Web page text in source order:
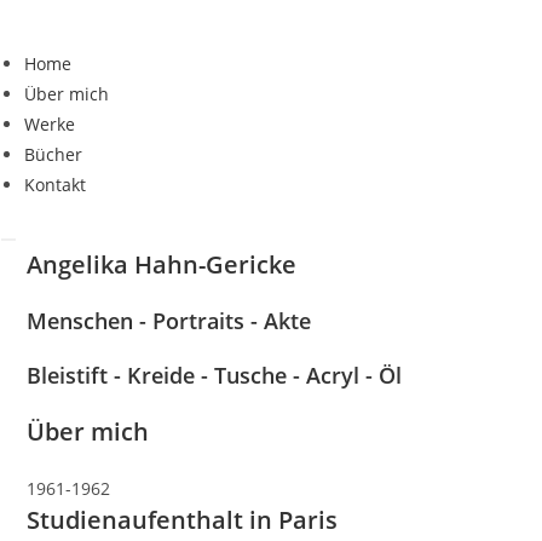
springen
Home
Über mich
Werke
Bücher
Kontakt
Angelika Hahn-Gericke
Menschen - Portraits - Akte
Bleistift - Kreide - Tusche - Acryl - Öl
Über mich
1961-1962
Studienaufenthalt in Paris